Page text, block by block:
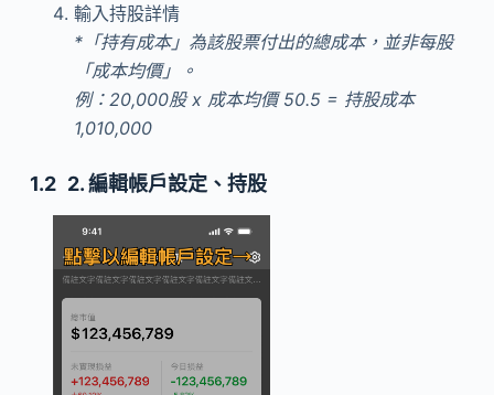
輸入持股詳情
*「持有成本」為該股票付出的總成本，並非每股
「成本均價」。
例：20,000股 x 成本均價 50.5 = 持股成本
1,010,000
2. 編輯帳戶設定、持股